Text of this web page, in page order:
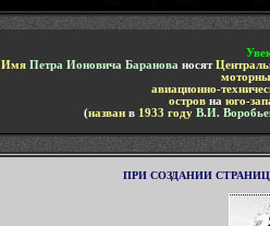
ИмяПетра Ионовича Баранова носят
авиационно-
остров на юго-
(назван в 1933 году В.И.
ПРИ СОЗДАНИИ